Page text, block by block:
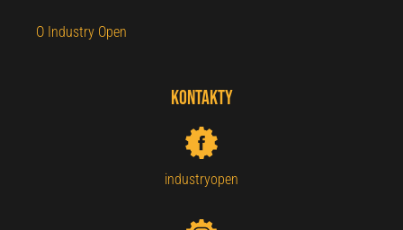
O Industry Open
Kontakty
industryopen